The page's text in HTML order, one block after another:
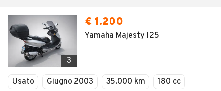
3
€ 1.200
Yamaha Majesty 125
Usato Giugno 2003 35.000 km
180 cc